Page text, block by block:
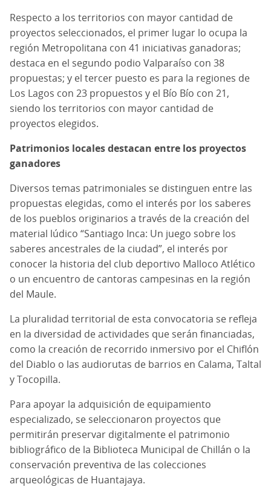
Respecto a los territorios con mayor cantidad de
proyectos seleccionados, el primer lugar lo ocupa la
región Metropolitana con 41 iniciativas ganadoras;
destaca en el segundo podio Valparaíso con 38
propuestas; y el tercer puesto es para la regiones de
Los Lagos con 23 propuestos y el Bío Bío con 21,
siendo los territorios con mayor cantidad de
proyectos elegidos.
Patrimonios locales destacan entre los proyectos
ganadores
Diversos temas patrimoniales se distinguen entre las
propuestas elegidas, como el interés por los saberes
de los pueblos originarios a través de la creación del
material lúdico “Santiago Inca: Un juego sobre los
saberes ancestrales de la ciudad”, el interés por
conocer la historia del club deportivo Malloco Atlético
o un encuentro de cantoras campesinas en la región
del Maule.
La pluralidad territorial de esta convocatoria se refleja
en la diversidad de actividades que serán financiadas,
como la creación de recorrido inmersivo por el Chiflón
del Diablo o las audiorutas de barrios en Calama, Taltal
y Tocopilla.
Para apoyar la adquisición de equipamiento
especializado, se seleccionaron proyectos que
permitirán preservar digitalmente el patrimonio
bibliográfico de la Biblioteca Municipal de Chillán o la
conservación preventiva de las colecciones
arqueológicas de Huantajaya.